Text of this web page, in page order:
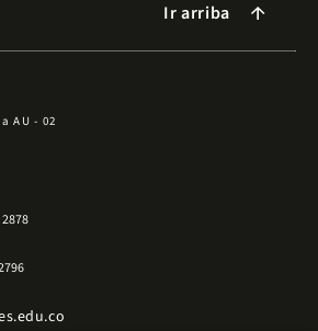
Ir arriba arrow_forward
AU - 02